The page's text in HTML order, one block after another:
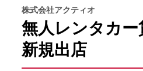
株式会社アクティオ
無人レンタカ
新規出店